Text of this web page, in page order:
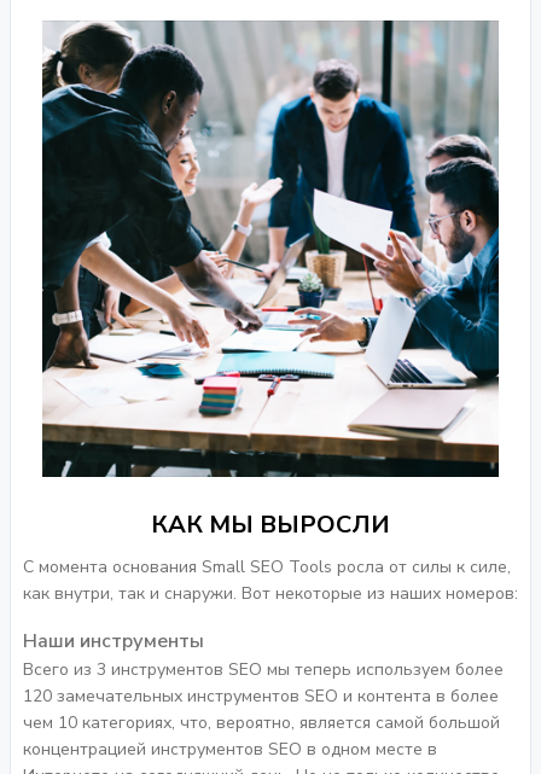
КАК МЫ ВЫРОСЛИ
С момента основания Small SEO Tools росла от силы к силе,
как внутри, так и снаружи. Вот некоторые из наших номеров:
Наши инструменты
Всего из 3 инструментов SEO мы теперь используем более
120 замечательных инструментов SEO и контента в более
чем 10 категориях, что, вероятно, является самой большой
концентрацией инструментов SEO в одном месте в